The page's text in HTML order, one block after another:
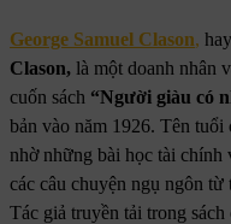
George Samuel Clason,
Clason, là một doanh nhân
cuốn sách “Người giàu có
bản vào năm 1926. Tên tuổi
nhờ những bài học tài chính
các câu chuyện ngụ ngôn
Tác giả truyền tải trong